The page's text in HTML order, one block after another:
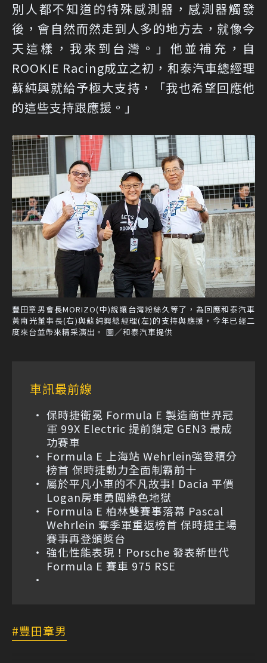
別人都不知道的特殊感測器，感測器觸發
後，會自然而然走到人多的地方去，就像今
天這樣，我來到台灣。」他並補充，自
ROOKIE Racing成立之初，和泰汽車總經理
蘇純興就給予極大支持，「我也希望回應他
的這些支持跟應援。」
豐田章男會長MORIZO(中)說讓台灣粉絲久等了，為回應和泰汽車
黃南光董事長(右)與蘇純興總經理(左)的支持與應援，今年已經二
度來台並帶來精采演出。 圖／和泰汽車提供
車訊最前線
保時捷衛冕 Formula E 製造商世界冠
軍 99X Electric 提前鎖定 GEN3 最成
功賽車
Formula E 上海站 Wehrlein強登積分
榜首 保時捷動力全面制霸前十
屬於平凡小車的不凡故事! Dacia 平價
Logan房車勇闖綠色地獄
Formula E 柏林雙賽事落幕 Pascal
Wehrlein 奪季軍重返榜首 保時捷主場
賽事再登頒獎台
強化性能表現！Porsche 發表新世代
Formula E 賽車 975 RSE
豐田章男